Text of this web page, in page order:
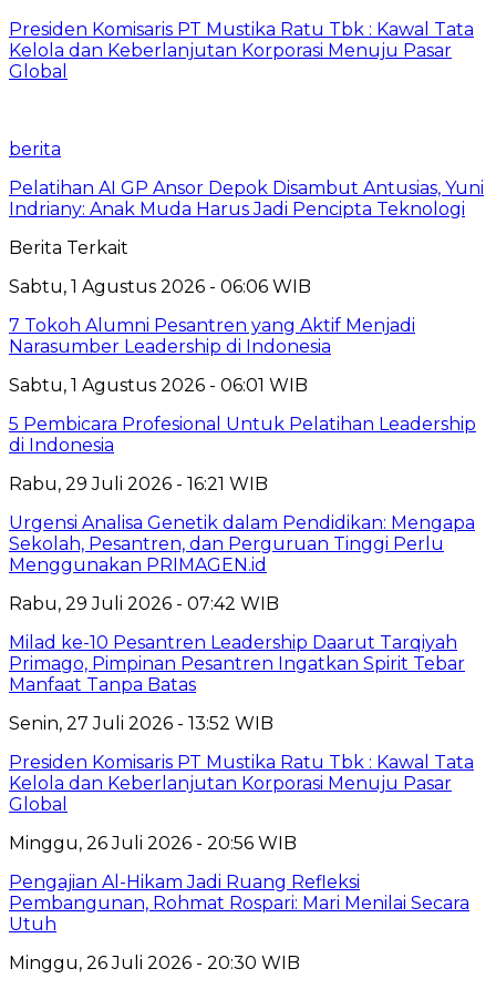
Presiden Komisaris PT Mustika Ratu Tbk : Kawal Tata
Kelola dan Keberlanjutan Korporasi Menuju Pasar
Global
berita
Pelatihan AI GP Ansor Depok Disambut Antusias, Yuni
Indriany: Anak Muda Harus Jadi Pencipta Teknologi
Berita Terkait
Sabtu, 1 Agustus 2026 - 06:06 WIB
7 Tokoh Alumni Pesantren yang Aktif Menjadi
Narasumber Leadership di Indonesia
Sabtu, 1 Agustus 2026 - 06:01 WIB
5 Pembicara Profesional Untuk Pelatihan Leadership
di Indonesia
Rabu, 29 Juli 2026 - 16:21 WIB
Urgensi Analisa Genetik dalam Pendidikan: Mengapa
Sekolah, Pesantren, dan Perguruan Tinggi Perlu
Menggunakan PRIMAGEN.id
Rabu, 29 Juli 2026 - 07:42 WIB
Milad ke-10 Pesantren Leadership Daarut Tarqiyah
Primago, Pimpinan Pesantren Ingatkan Spirit Tebar
Manfaat Tanpa Batas
Senin, 27 Juli 2026 - 13:52 WIB
Presiden Komisaris PT Mustika Ratu Tbk : Kawal Tata
Kelola dan Keberlanjutan Korporasi Menuju Pasar
Global
Minggu, 26 Juli 2026 - 20:56 WIB
Pengajian Al-Hikam Jadi Ruang Refleksi
Pembangunan, Rohmat Rospari: Mari Menilai Secara
Utuh
Minggu, 26 Juli 2026 - 20:30 WIB